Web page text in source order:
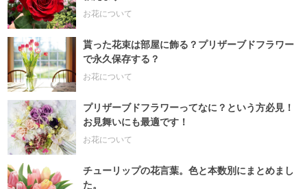
お花について
貰った花束は部屋に飾る？プリザーブドフラワー
で永久保存する？
お花について
プリザーブドフラワーってなに？という方必見！
お見舞いにも最適です！
お花について
チューリップの花言葉。色と本数別にまとめまし
た。